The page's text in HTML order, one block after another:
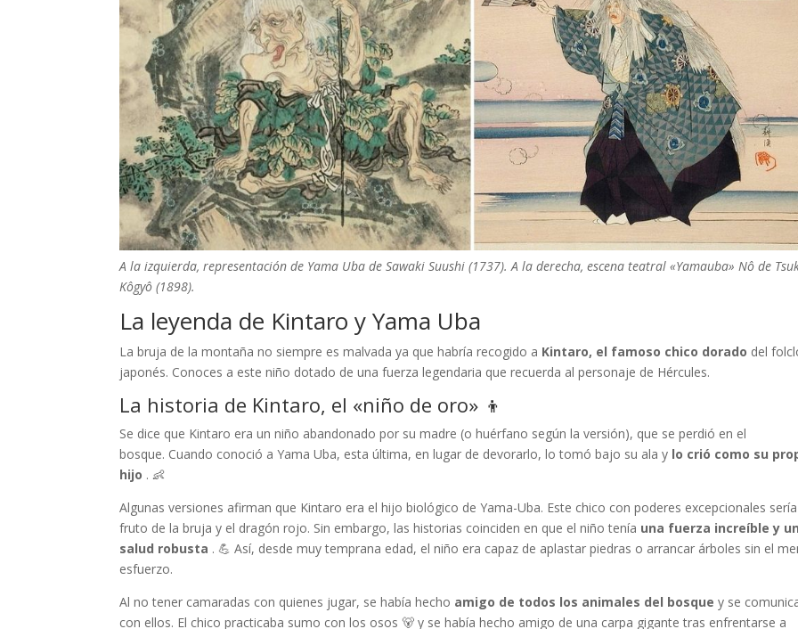
A la izquierda, representación de Yama Uba de Sawaki Suushi (1737). A la derecha, escena teatral «Yamauba» Nô de
Kôgyô (1898).
La leyenda de Kintaro y Yama Uba
La bruja de la montaña no siempre es malvada ya que habría recogido a Kintaro, el famoso chico dorado del
japonés. Conoces a este niño dotado de una fuerza legendaria que recuerda al personaje de Hércules.
La historia de Kintaro, el «niño de oro» 👦
Se dice que Kintaro era un niño abandonado por su madre (o huérfano según la versión), que se perdió en el
bosque. Cuando conoció a Yama Uba, esta última, en lugar de devorarlo, lo tomó bajo su ala y lo crió como su
hijo . 👶
Algunas versiones afirman que Kintaro era el hijo biológico de Yama-Uba. Este chico con poderes excepcionales
fruto de la bruja y el dragón rojo. Sin embargo, las historias coinciden en que el niño tenía una fuerza increíble y
salud robusta . 💪 Así, desde muy temprana edad, el niño era capaz de aplastar piedras o arrancar árboles sin el
esfuerzo.
Al no tener camaradas con quienes jugar, se había hecho amigo de todos los animales del bosque y se
con ellos. El chico practicaba sumo con los osos 🐻 y se había hecho amigo de una carpa gigante tras enfrentarse a